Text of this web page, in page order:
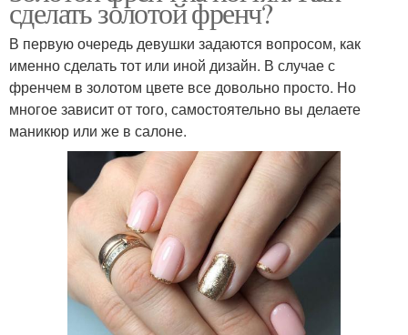
сделать золотой френч?
В первую очередь девушки задаются вопросом, как
именно сделать тот или иной дизайн. В случае с
френчем в золотом цвете все довольно просто. Но
многое зависит от того, самостоятельно вы делаете
маникюр или же в салоне.